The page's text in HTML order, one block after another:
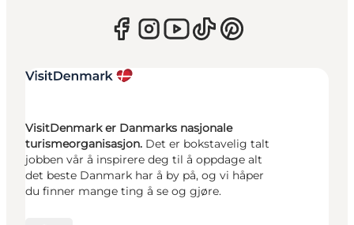
VisitDenmark er Danmarks nasjonale
turismeorganisasjon. Det er bokstavelig talt
jobben vår å inspirere deg til å oppdage alt
det beste Danmark har å by på, og vi håper
du finner mange ting å se og gjøre.